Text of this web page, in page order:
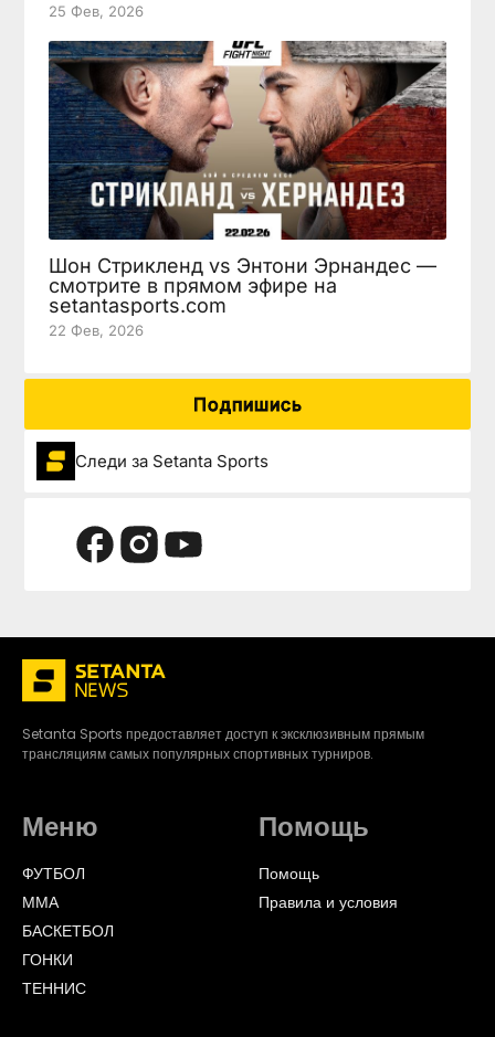
25 Фев, 2026
Шон Стрикленд vs Энтони Эрнандес —
смотрите в прямом эфире на
setantasports.com
22 Фев, 2026
Подпишись
Следи за Setanta Sports
Setanta Sports предоставляет доступ к эксклюзивным прямым
трансляциям самых популярных спортивных турниров.
Меню
ФУТБОЛ
ММА
БАСКЕТБОЛ
ГОНКИ
ТЕННИС
Помощь
Помощь
Правила и условия